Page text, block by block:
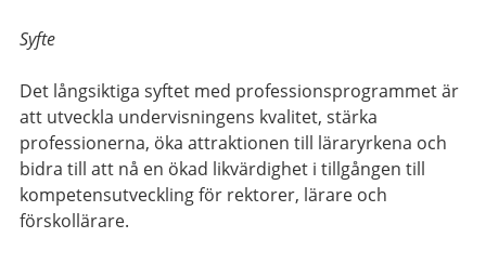
Syfte
Det långsiktiga syftet med professionsprogrammet är
att utveckla undervisningens kvalitet, stärka
professionerna, öka attraktionen till läraryrkena och
bidra till att nå en ökad likvärdighet i tillgången till
kompetensutveckling för rektorer, lärare och
förskollärare.